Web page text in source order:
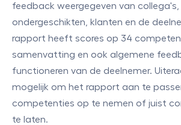
feedback weergegeven van collega's,
ondergeschikten, klanten en de
rapport heeft scores op 34
samenvatting en ook algemene
functioneren van de deelnemer.
mogelijk om het rapport aan te
competenties op te nemen of juist
te laten.